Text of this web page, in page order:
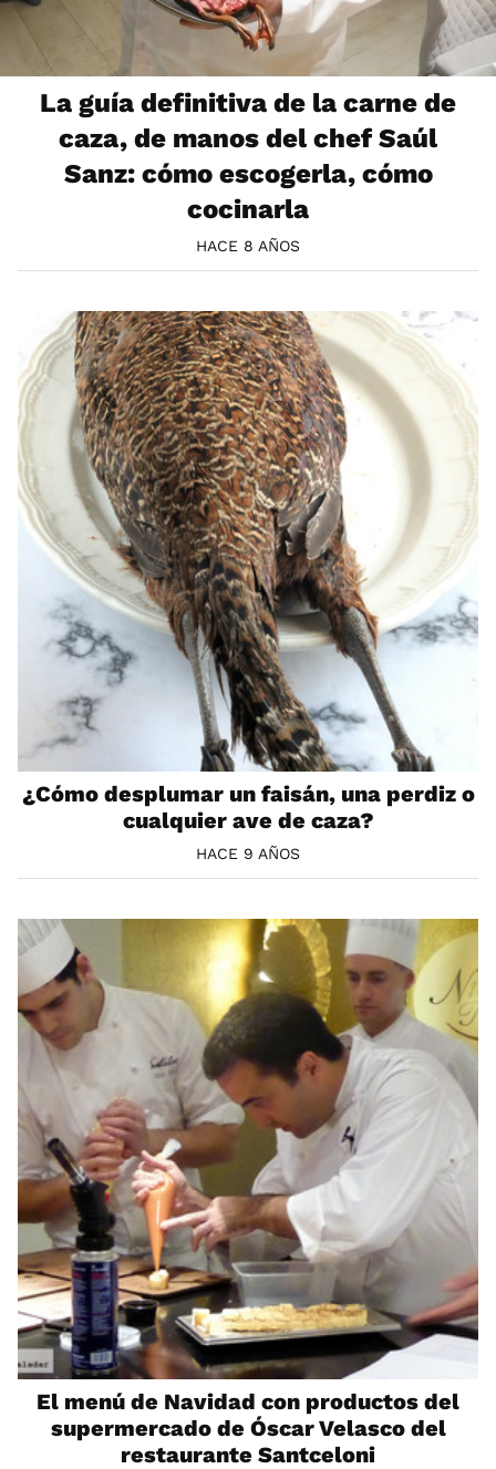
La guía definitiva de la carne de
caza, de manos del chef Saúl
Sanz: cómo escogerla, cómo
cocinarla
HACE 8 AÑOS
¿Cómo desplumar un faisán, una perdiz o
cualquier ave de caza?
HACE 9 AÑOS
El menú de Navidad con productos del
supermercado de Óscar Velasco del
restaurante Santceloni